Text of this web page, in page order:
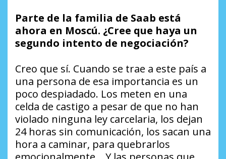
Parte de la familia de Saab está
ahora en Moscú. ¿Cree que haya un
segundo intento de negociación?
Creo que sí. Cuando se trae a este país a
una persona de esa importancia es un
poco despiadado. Los meten en una
celda de castigo a pesar de que no han
violado ninguna ley carcelaria, los dejan
24 horas sin comunicación, los sacan una
hora a caminar, para quebrarlos